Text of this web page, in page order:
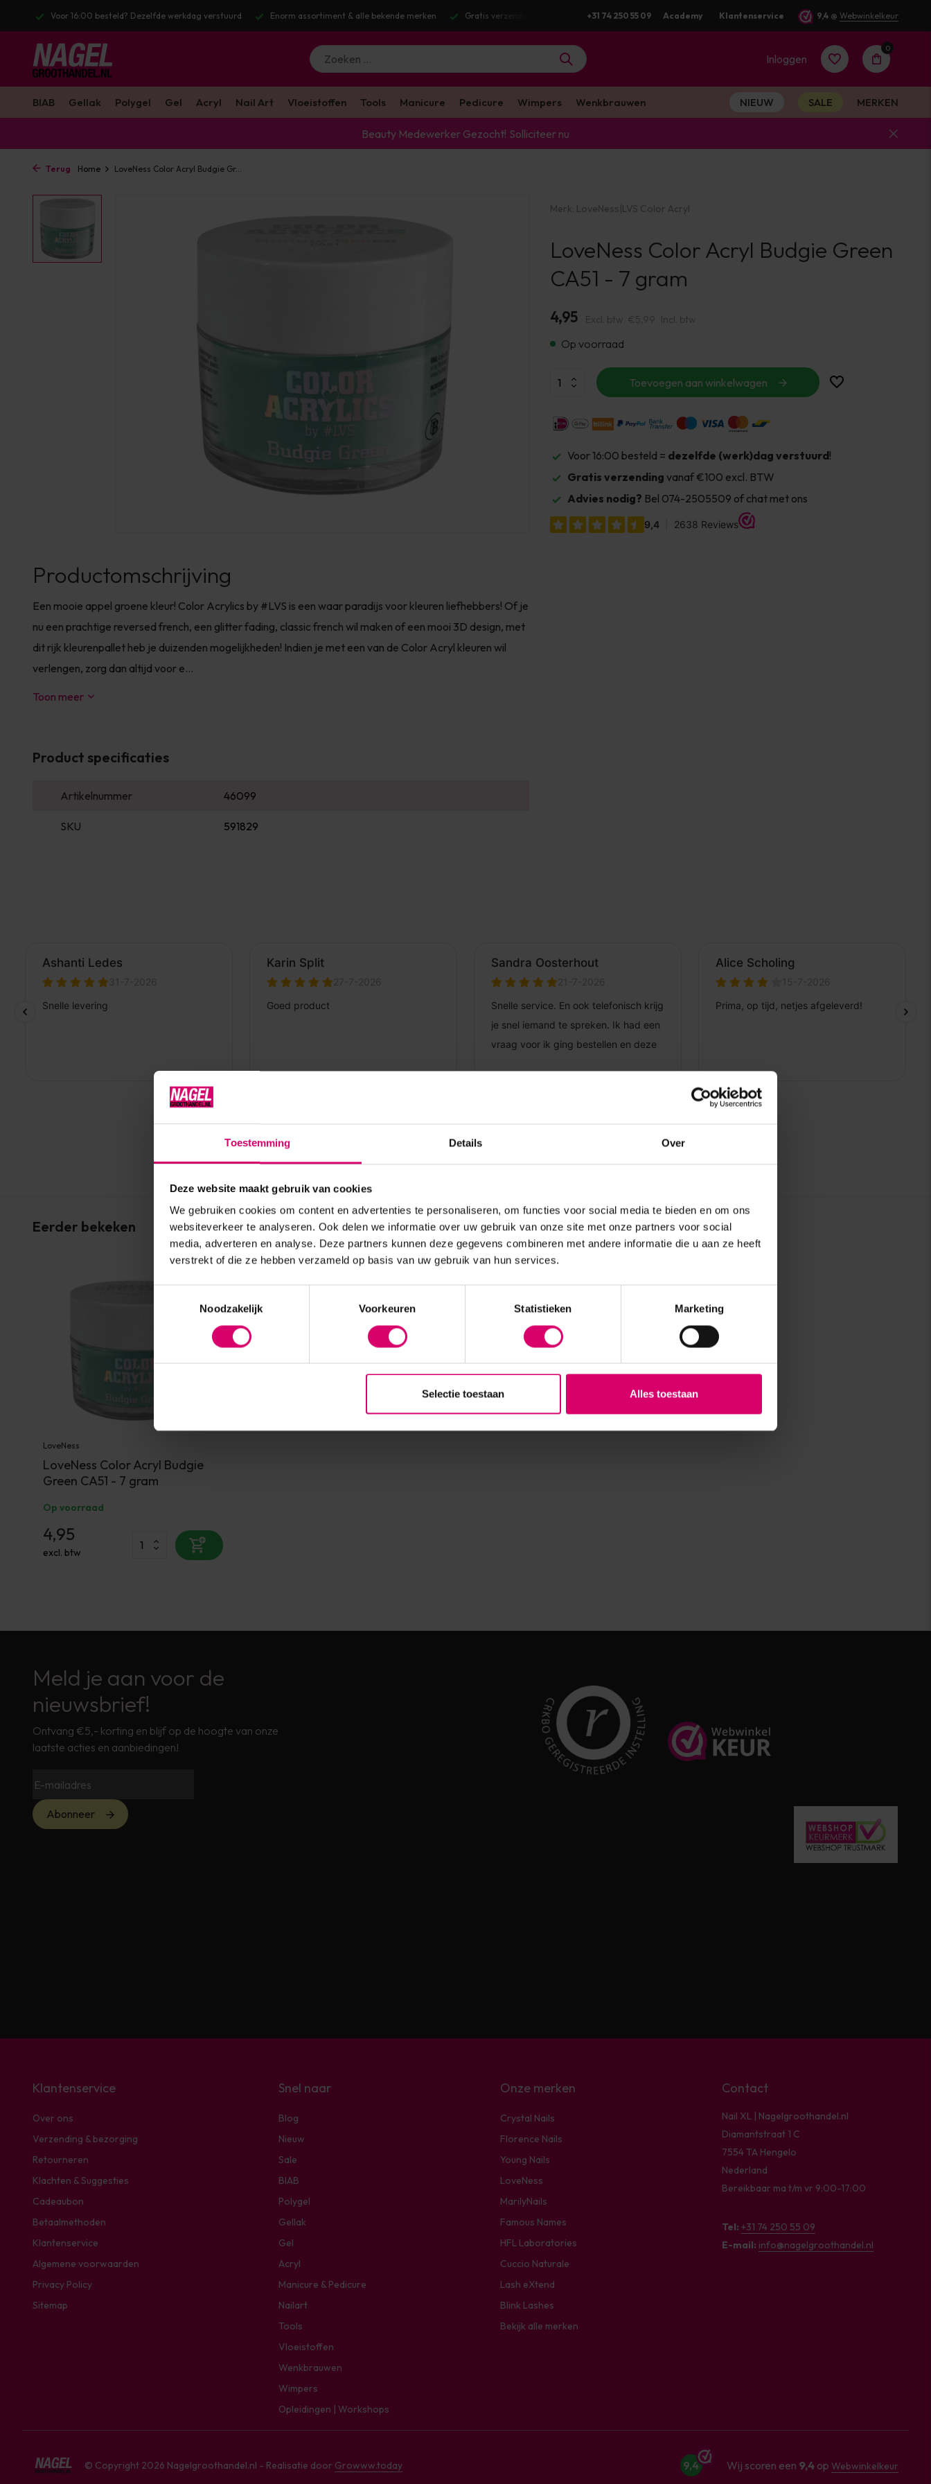
Toestemming Details Over
Deze website maakt gebruik van cookies
We gebruiken cookies om content en advertenties te personaliseren, om functies voor social media te bieden en om ons
websiteverkeer te analyseren. Ook delen we informatie over uw gebruik van onze site met onze partners voor social
media, adverteren en analyse. Deze partners kunnen deze gegevens combineren met andere informatie die u aan ze heeft
verstrekt of die ze hebben verzameld op basis van uw gebruik van hun services.
Noodzakelijk
Voorkeuren Statistieken Marketing
Selectie toestaan Alles toestaan
verstuurd Enorm assortiment & alle bekende merken Gratis verzending v.a. €100 excl. BTW Voor 16:00 besteld? Dezelfde werkdag verstuurd
+31 74 250 55 09 Academy Klantenservice 9,4 @ Webwinkelkeur
Inloggen
Account
aanmaken
0
BIAB Gellak Polygel Gel Acryl Nail Art Vloeistoffen Tools Manicure Pedicure Wimpers Wenkbrauwen NIEUW SALE MERKEN
Beauty Medewerker Gezocht! Solliciteer nu
Terug Home LoveNess Color Acryl Budgie Gr...
Productomschrijving
Een mooie appel groene kleur! Color Acrylics by #LVS is een waar paradijs voor kleuren liefhebbers! Of je
nu een prachtige reversed french, een glitter fading, classic french wil maken of een mooi 3D design, met
dit rijk kleurenpallet heb je duizenden mogelijkheden! Indien je met een van de Color Acryl kleuren wil
verlengen, zorg dan altijd voor e...
Toon meer
Product specificaties
Artikelnummer 46099
SKU 591829
Merk: LoveNess|LVS Color Acryl
LoveNess Color Acryl Budgie Green
CA51 - 7 gram
4,95 Excl. btw €5,99 Incl. btw
Op voorraad
Toevoegen aan winkelwagen
Voor 16:00 besteld = dezelfde (werk)dag verstuurd!
Gratis verzending vanaf €100 excl. BTW
Advies nodig? Bel 074-2505509 of chat met ons
Eerder bekeken
LoveNess
LoveNess Color Acryl Budgie
Green CA51 - 7 gram
Op voorraad
4,95
excl. btw
Meld je aan voor de
nieuwsbrief!
Ontvang €5,- korting en blijf op de hoogte van onze
laatste acties en aanbiedingen!
Abonneer
Klantenservice
Over ons
Verzending & bezorging
Retourneren
Klachten & Suggesties
Cadeaubon
Betaalmethoden
Klantenservice
Algemene voorwaarden
Privacy Policy
Sitemap
Snel naar
Blog
Nieuw
Sale
BIAB
Polygel
Gellak
Gel
Acryl
Manicure & Pedicure
Nailart
Tools
Vloeistoffen
Wenkbrauwen
Wimpers
Opleidingen | Workshops
Onze merken
Crystal Nails
Florence Nails
Young Nails
LoveNess
MarilyNails
Famous Names
HFL Laboratories
Cuccio Naturale
Lash eXtend
Blink Lashes
Bekijk alle merken
Contact
Nail XL | Nagelgroothandel.nl
Diamantstraat 1 C
7554 TA Hengelo
Nederland
Bereikbaar ma t/m vr 9:00-17:00
Tel: +31 74 250 55 09
E-mail: info@nagelgroothandel.nl
© Copyright 2026 Nagelgroothandel.nl - Realisatie door Growww.today 9,4 Wij scoren een 9,4op Webwinkelkeur